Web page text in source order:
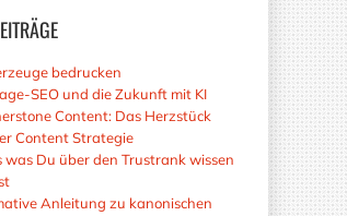
bedrucken
SEO und die Zukunft mit KI
Content: Das Herzstück
Content Strategie
was Du über den Trustrank wissen
Anleitung zu kanonischen